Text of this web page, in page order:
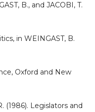
B., and JACOBI, T.
in WEINGAST, B.
Oxford and New
(1986). Legislators and